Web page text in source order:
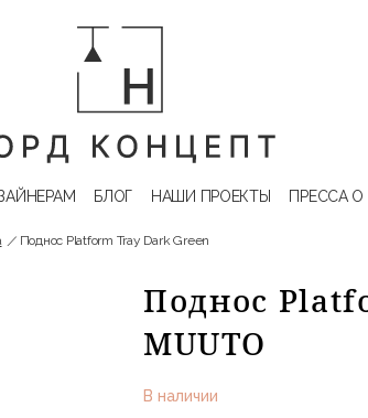
БЛОГ НАШИ ПРОЕКТЫ ПРЕССА О
Поднос Platform Tray Dark Green
Поднос
MUUTO
В наличии